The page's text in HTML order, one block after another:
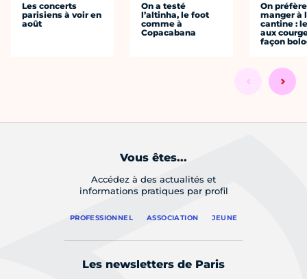
Les concerts
parisiens à voir en
août
On a testé
l’altinha, le foot
comme à
Copacabana
On préfère
manger à
cantine :
aux
façon
Vous êtes...
Accédez à des actualités et
informations pratiques par profil
PROFESSIONNEL ASSOCIATION JEUNE
Les newsletters de Paris